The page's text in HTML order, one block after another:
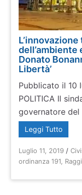
dell’ambiente
Donato
Libertà’
Pubblicato il 10
POLITICA Il
governatore del
Leggi Tutto
Luglio 11, 2019 /
ordinanza 191 Raggi